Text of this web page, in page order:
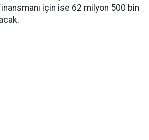
için ise 62 milyon 500 bin